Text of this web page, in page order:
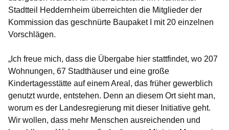
Stadtteil Heddernheim überreichten die Mitglieder der
Kommission das geschnürte Baupaket I mit 20 einzelnen
Vorschlägen.
„Ich freue mich, dass die Übergabe hier stattfindet, wo 207
Wohnungen, 67 Stadthäuser und eine große
Kindertagesstätte auf einem Areal, das früher gewerblich
genutzt wurde, entstehen. Denn an diesem Ort sieht man,
worum es der Landesregierung mit dieser Initiative geht.
Wir wollen, dass mehr Menschen ausreichenden und